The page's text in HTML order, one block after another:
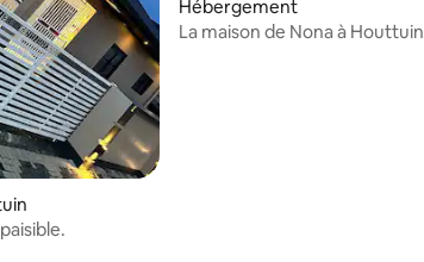
9 commentaires : 4,11 sur 5Hébergement
La maison de Nona à Houttuin